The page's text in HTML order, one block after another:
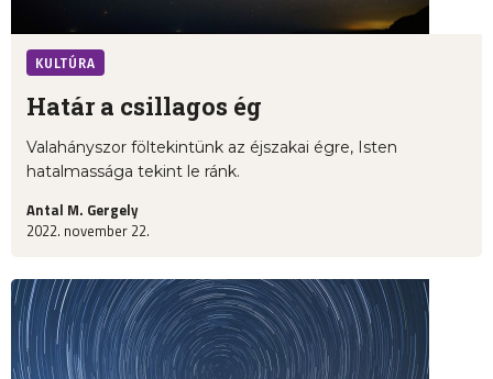
KULTÚRA
Határ a csillagos ég
Valahányszor föltekintünk az éjszakai égre, Isten
hatalmassága tekint le ránk.
Antal M. Gergely
2022. november 22.